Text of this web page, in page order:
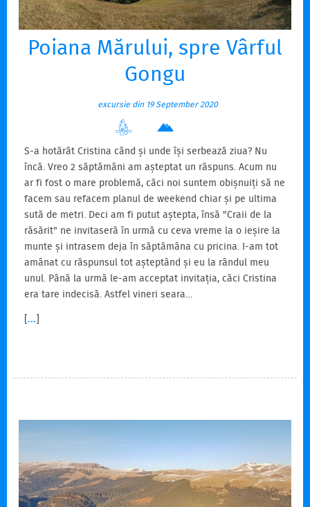
Poiana Mărului, spre Vârful
Gongu
excursie din 19 September 2020
S-a hotărât Cristina când și unde își serbează ziua? Nu
încă. Vreo 2 săptămâni am așteptat un răspuns. Acum nu
ar fi fost o mare problemă, căci noi suntem obișnuiți să ne
facem sau refacem planul de weekend chiar și pe ultima
sută de metri. Deci am fi putut aștepta, însă "Craii de la
răsărit" ne invitaseră în urmă cu ceva vreme la o ieșire la
munte și intrasem deja în săptămâna cu pricina. I-am tot
amânat cu răspunsul tot așteptând și eu la rândul meu
unul. Până la urmă le-am acceptat invitația, căci Cristina
era tare indecisă. Astfel vineri seara…
[...]